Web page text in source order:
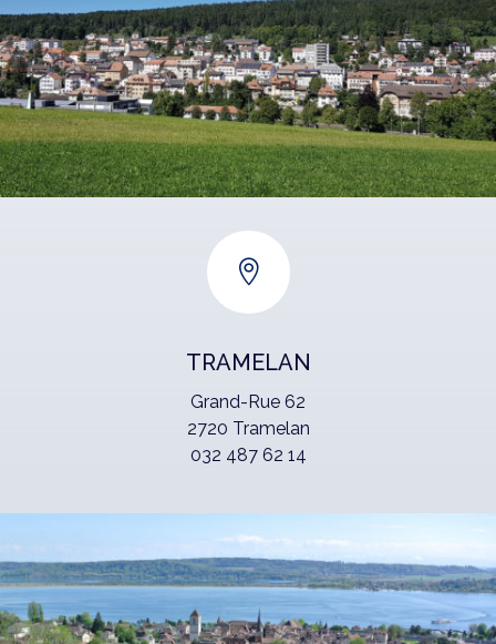

TRAMELAN
Grand-Rue 62
2720 Tramelan
032 487 62 14